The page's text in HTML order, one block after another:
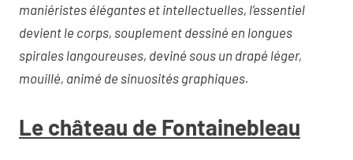
maniéristes élégantes et intellectuelles, l’essentiel
devient le corps, souplement dessiné en longues
spirales langoureuses, deviné sous un drapé léger,
mouillé, animé de sinuosités graphiques.
Le château de Fontainebleau